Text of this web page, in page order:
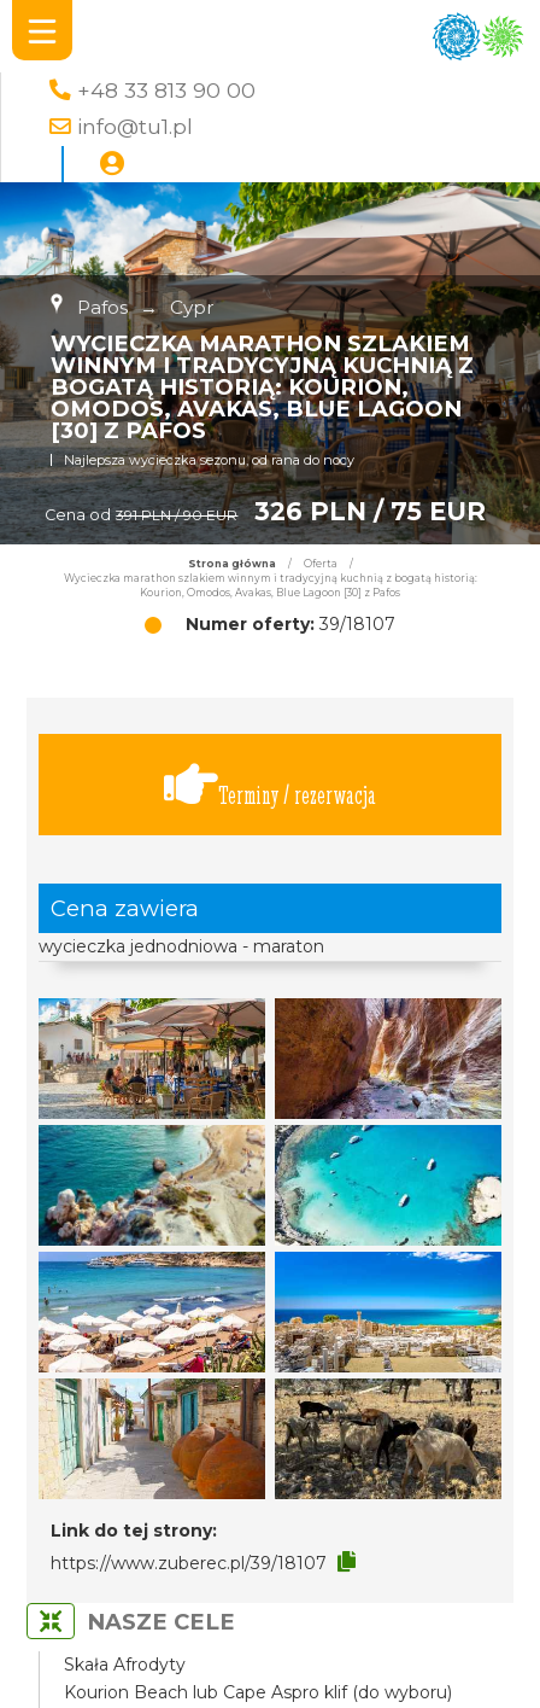
+48 33 813 90 00
info@tu1.pl
Pafos → Cypr
WYCIECZKA MARATHON SZLAKIEM
WINNYM I TRADYCYJNĄ KUCHNIĄ Z
BOGATĄ HISTORIĄ: KOURION,
OMODOS, AVAKAS, BLUE LAGOON
[30] Z PAFOS
Najlepsza wycieczka sezonu, od rana do nocy
Cena od 391 PLN / 90 EUR 326 PLN / 75 EUR
Strona główna / Oferta
/
Wycieczka marathon szlakiem winnym i tradycyjną kuchnią z bogatą historią:
Kourion, Omodos, Avakas, Blue Lagoon [30] z Pafos
Numer oferty: 39/18107
Terminy / rezerwacja
Cena zawiera
wycieczka jednodniowa - maraton
Link do tej strony:
https://www.zuberec.pl/39/18107
NASZE CELE
Skała Afrodyty
Kourion Beach lub Cape Aspro klif (do wyboru)